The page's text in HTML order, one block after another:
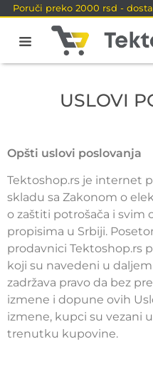
Poruči preko 2000 rsd -
USLOVI
Opšti uslovi poslovanja
Tektoshop.rs je internet
skladu sa Zakonom o
o zaštiti potrošača i svim
propisima u Srbiji.
prodavnici Tektoshop.rs
koji su navedeni u
zadržava pravo da bez
izmene i dopune ovih
izmene, kupci su vezani
trenutku kupovine.